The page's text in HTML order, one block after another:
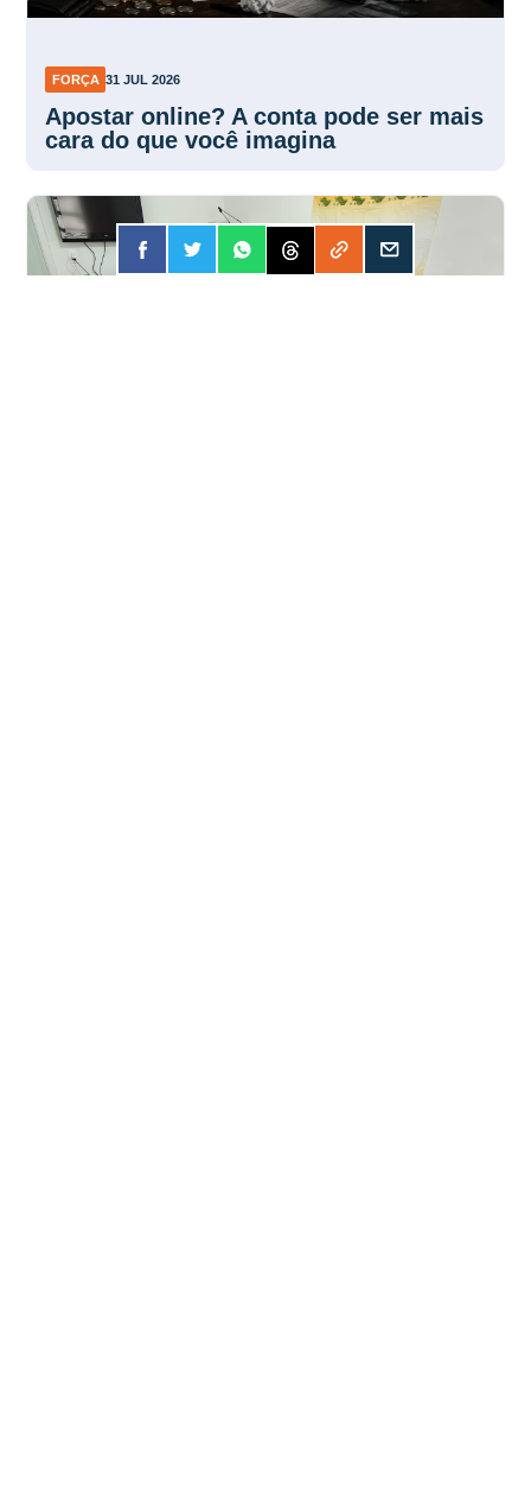
FORÇA 31 JUL 2026
Apostar online? A conta pode ser mais
cara do que você imagina